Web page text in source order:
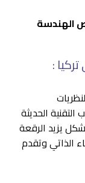
الهندسة
:
الحديثة
يزيد الرقعة
الذاتي وتقدم